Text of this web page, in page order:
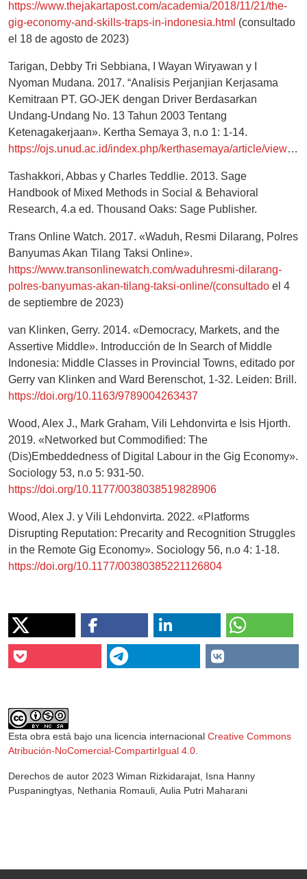
https://www.thejakartapost.com/academia/2018/11/21/the-
gig-economy-and-skills-traps-in-indonesia.html (consultado
el 18 de agosto de 2023)
Tarigan, Debby Tri Sebbiana, I Wayan Wiryawan y I
Nyoman Mudana. 2017. “Analisis Perjanjian Kerjasama
Kemitraan PT. GO-JEK dengan Driver Berdasarkan
Undang-Undang No. 13 Tahun 2003 Tentang
Ketenagakerjaan». Kertha Semaya 3, n.o 1: 1-14.
https://ojs.unud.ac.id/index.php/kerthasemaya/article/view/30003/18420
Tashakkori, Abbas y Charles Teddlie. 2013. Sage
Handbook of Mixed Methods in Social & Behavioral
Research, 4.a ed. Thousand Oaks: Sage Publisher.
Trans Online Watch. 2017. «Waduh, Resmi Dilarang, Polres
Banyumas Akan Tilang Taksi Online».
https://www.transonlinewatch.com/waduhresmi-dilarang-
polres-banyumas-akan-tilang-taksi-online/(consultado el 4
de septiembre de 2023)
van Klinken, Gerry. 2014. «Democracy, Markets, and the
Assertive Middle». Introducción de In Search of Middle
Indonesia: Middle Classes in Provincial Towns, editado por
Gerry van Klinken and Ward Berenschot, 1-32. Leiden: Brill.
https://doi.org/10.1163/9789004263437
Wood, Alex J., Mark Graham, Vili Lehdonvirta e Isis Hjorth.
2019. «Networked but Commodified: The
(Dis)Embeddedness of Digital Labour in the Gig Economy».
Sociology 53, n.o 5: 931-50.
https://doi.org/10.1177/0038038519828906
Wood, Alex J. y Vili Lehdonvirta. 2022. «Platforms
Disrupting Reputation: Precarity and Recognition Struggles
in the Remote Gig Economy». Sociology 56, n.o 4: 1-18.
https://doi.org/10.1177/00380385221126804
Esta obra está bajo una licencia internacional Creative Commons
Atribución-NoComercial-CompartirIgual 4.0.
Derechos de autor 2023 Wiman Rizkidarajat, Isna Hanny
Puspaningtyas, Nethania Romauli, Aulia Putri Maharani